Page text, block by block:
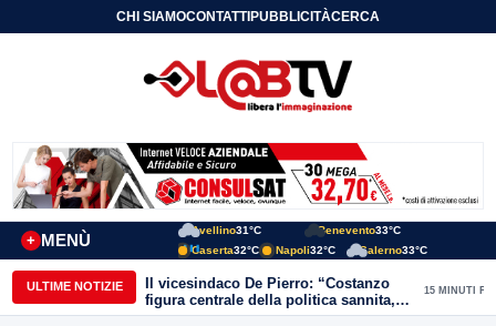
CHI SIAMOCONTATTIPUBBLICITÀCERCA
MENÙ
+
Avellino31°C Benevento33°C
Caserta32°C Napoli32°C Salerno33°C
ULTIME NOTIZIE
Il vicesindaco De Pierro: “Costanzo
figura centrale della politica sannita,
lascia eredità importante”
15 MINUTI FA